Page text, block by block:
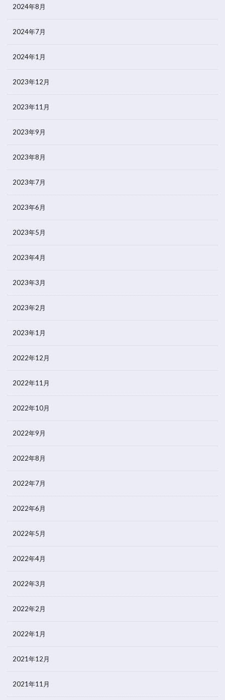
2024年8月
2024年7月
2024年1月
2023年12月
2023年11月
2023年9月
2023年8月
2023年7月
2023年6月
2023年5月
2023年4月
2023年3月
2023年2月
2023年1月
2022年12月
2022年11月
2022年10月
2022年9月
2022年8月
2022年7月
2022年6月
2022年5月
2022年4月
2022年3月
2022年2月
2022年1月
2021年12月
2021年11月